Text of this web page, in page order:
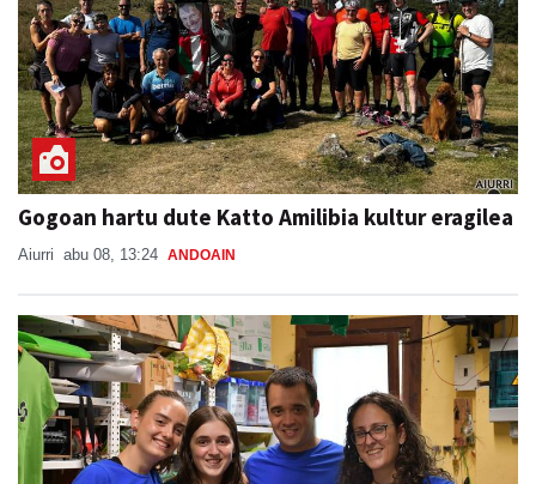
Gogoan hartu dute Katto Amilibia kultur eragilea
Aiurri abu 08, 13:24 ANDOAIN